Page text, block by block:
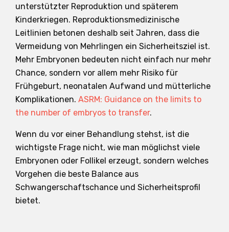
unterstützter Reproduktion und späterem
Kinderkriegen. Reproduktionsmedizinische
Leitlinien betonen deshalb seit Jahren, dass die
Vermeidung von Mehrlingen ein Sicherheitsziel ist.
Mehr Embryonen bedeuten nicht einfach nur mehr
Chance, sondern vor allem mehr Risiko für
Frühgeburt, neonatalen Aufwand und mütterliche
Komplikationen. ASRM: Guidance on the limits to
the number of embryos to transfer.
Wenn du vor einer Behandlung stehst, ist die
wichtigste Frage nicht, wie man möglichst viele
Embryonen oder Follikel erzeugt, sondern welches
Vorgehen die beste Balance aus
Schwangerschaftschance und Sicherheitsprofil
bietet.